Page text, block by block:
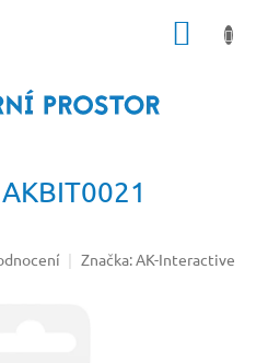
Značka:AK-Interactive